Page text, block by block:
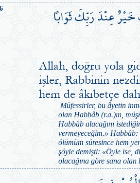
عِنْدَ رَبِّكَ ثَوَاباً
Allah, doğru yola
işler, Rabbinin
hem de âkıbetçe
Müfessirler, bu âyetin
olan Habbâb (r.a.)ın,
Habbâb alacağını
vermeyeceğim.»
ölümüm süresince hem
şöyle demişti: «Öyle ise,
olacağına göre sana